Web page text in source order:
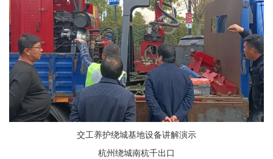
交工养护绕城基地设备讲解演示
杭州绕城南杭千出口